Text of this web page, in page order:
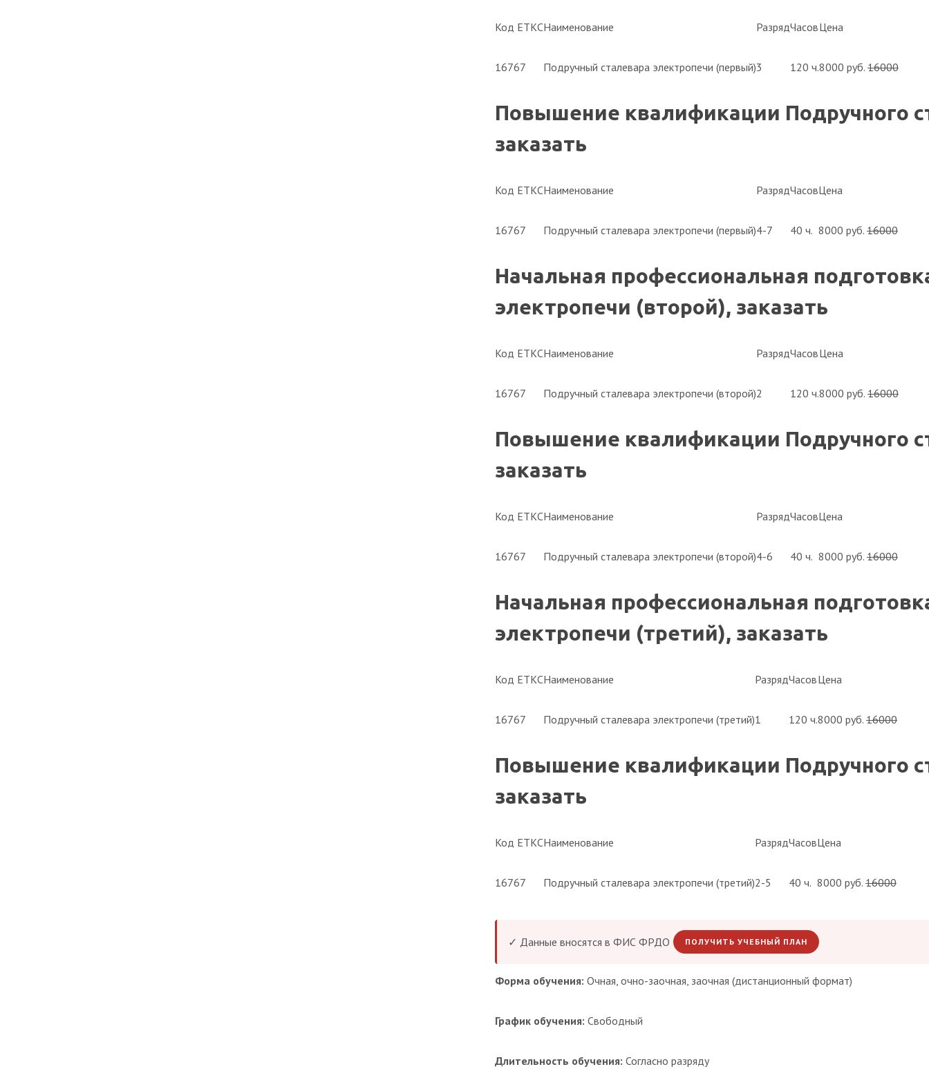
Код ЕТКСНаименование РазрядЧасовЦена
16767 Подручный сталевара электропечи (первый)3 120 ч.8000 руб. 16000
Повышение квалификации Подручного
заказать
Код ЕТКСНаименование РазрядЧасовЦена
16767 Подручный сталевара электропечи (первый)4-7 40 ч. 8000 руб. 16000
Начальная профессиональная
электропечи (второй), заказать
Код ЕТКСНаименование РазрядЧасовЦена
16767 Подручный сталевара электропечи (второй)2 120 ч.8000 руб. 16000
Повышение квалификации Подручного
заказать
Код ЕТКСНаименование РазрядЧасовЦена
16767 Подручный сталевара электропечи (второй)4-6 40 ч. 8000 руб. 16000
Начальная профессиональная
электропечи (третий), заказать
Код ЕТКСНаименование РазрядЧасовЦена
16767 Подручный сталевара электропечи (третий)1 120 ч.8000 руб. 16000
Повышение квалификации Подручного
заказать
Код ЕТКСНаименование РазрядЧасовЦена
16767 Подручный сталевара электропечи (третий)2-5 40 ч. 8000 руб. 16000
✓ Данные вносятся в ФИС ФРДО ПОЛУЧИТЬ УЧЕБНЫЙ ПЛАН
Форма обучения: Очная, очно-заочная, заочная (дистанционный формат)
График обучения: Свободный
Длительность обучения: Согласно разряду